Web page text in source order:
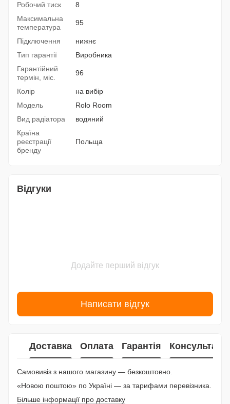
Робочий тиск
8
Максимальна
температура
95
Підключення
нижнє
Тип гарантії
Виробника
Гарантійний
термін, міс.
96
Колір
на вибір
Модель
Rolo Room
Вид радіатора
водяний
Країна
реєстрації
бренду
Польща
Відгуки
Додайте перший відгук
Написати відгук
Доставка Оплата Гарантія Консультація
Самовивіз з нашого магазину — безкоштовно.
«Новою поштою» по Україні — за тарифами перевізника.
Більше інформації про доставку